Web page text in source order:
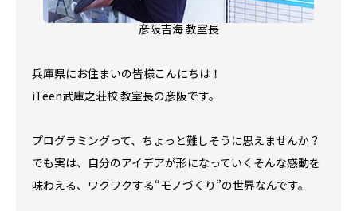
彦阪吉海 教室長
兵庫県にお住まいの皆様こんにちは！
iTeen武庫之荘校 教室長の彦阪です。
プログラミングって、ちょっと難しそうに思えませんか？
でも実は、自分のアイデアが形になっていく――そんな感動を
味わえる、ワクワクする“モノづくり”の世界なんです。